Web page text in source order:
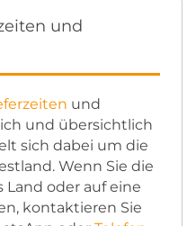
und
und
und übersichtlich
sich dabei um die
Wenn Sie die
Land oder auf eine
kontaktieren Sie